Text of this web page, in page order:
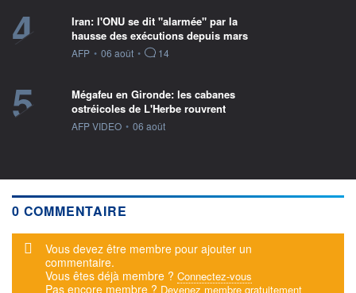
4
Iran: l'ONU se dit "alarmée" par la
hausse des exécutions depuis mars
information fournie par
AFP • 06 août • 14
5
Mégafeu en Gironde: les cabanes
ostréicoles de L'Herbe rouvrent
information fournie par
AFP VIDEO • 06 août
0 COMMENTAIRE
Message d'alerte
Vous devez être membre pour ajouter un
commentaire.
Vous êtes déjà membre ? Connectez-vous
Pas encore membre ? Devenez membre gratuitement